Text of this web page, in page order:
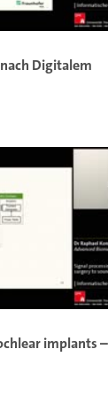
Digitalem
implants